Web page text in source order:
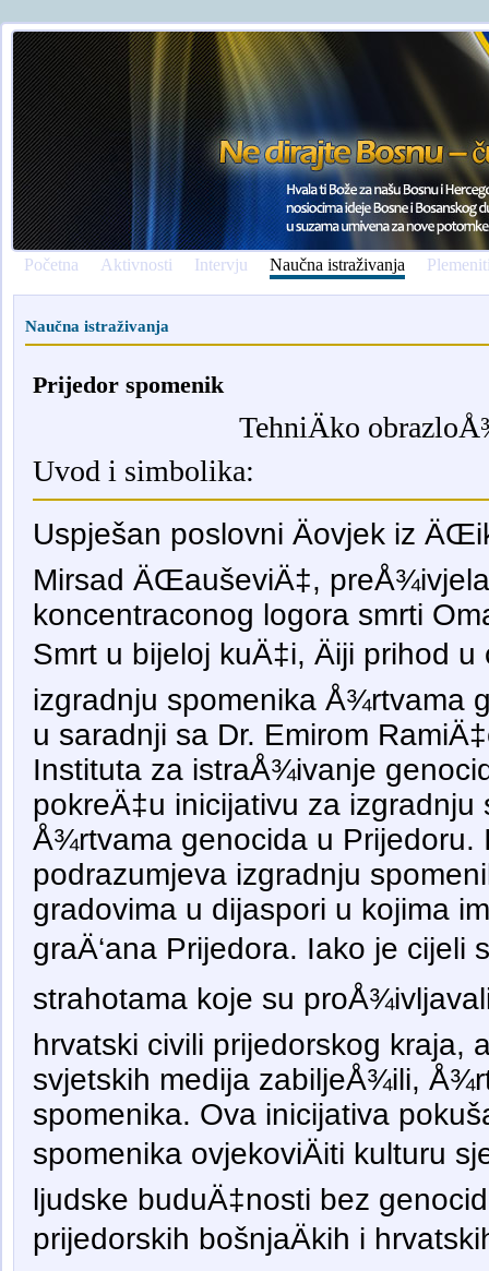
Početna Aktivnosti Intervju Naučna istraživanja
Naučna istraživanja
Prijedor spomenik
TehniÄko
Uvod i simbolika:
Uspješan poslovni Äovjek iz
Mirsad ÄŒauševiÄ‡,
koncentraconog logora smrti
Smrt u bijeloj kuÄ‡i, Äiji prihod
izgradnju spomenika Å¾rtvama
u saradnji sa Dr. Emirom
Instituta za istraÅ¾ivanje
pokreÄ‡u inicijativu za
Å¾rtvama genocida u Prijedoru.
podrazumjeva izgradnju
gradovima u dijaspori u kojima
graÄ‘ana Prijedora. Iako je cijeli
strahotama koje su proÅ¾ivljavali
hrvatski civili prijedorskog kraja,
svjetskih medija zabiljeÅ¾ili,
spomenika. Ova inicijativa
spomenika ovjekoviÄiti kulturu
ljudske buduÄ‡nosti bez
prijedorskih bošnjaÄkih i